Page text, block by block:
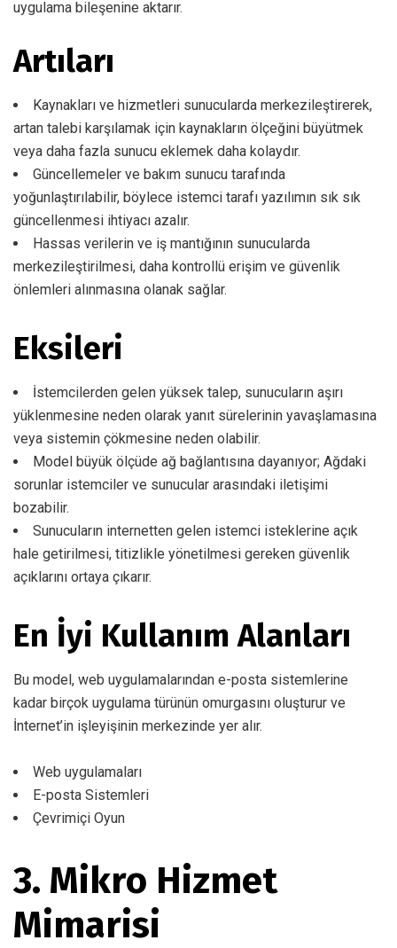
uygulama bileşenine aktarır.
Artıları
Kaynakları ve hizmetleri sunucularda merkezileştirerek,
artan talebi karşılamak için kaynakların ölçeğini büyütmek
veya daha fazla sunucu eklemek daha kolaydır.
Güncellemeler ve bakım sunucu tarafında
yoğunlaştırılabilir, böylece istemci tarafı yazılımın sık sık
güncellenmesi ihtiyacı azalır.
Hassas verilerin ve iş mantığının sunucularda
merkezileştirilmesi, daha kontrollü erişim ve güvenlik
önlemleri alınmasına olanak sağlar.
Eksileri
İstemcilerden gelen yüksek talep, sunucuların aşırı
yüklenmesine neden olarak yanıt sürelerinin yavaşlamasına
veya sistemin çökmesine neden olabilir.
Model büyük ölçüde ağ bağlantısına dayanıyor; Ağdaki
sorunlar istemciler ve sunucular arasındaki iletişimi
bozabilir.
Sunucuların internetten gelen istemci isteklerine açık
hale getirilmesi, titizlikle yönetilmesi gereken güvenlik
açıklarını ortaya çıkarır.
En İyi Kullanım Alanları
Bu model, web uygulamalarından e-posta sistemlerine
kadar birçok uygulama türünün omurgasını oluşturur ve
İnternet’in işleyişinin merkezinde yer alır.
Web uygulamaları
E-posta Sistemleri
Çevrimiçi Oyun
3. Mikro Hizmet
Mimarisi